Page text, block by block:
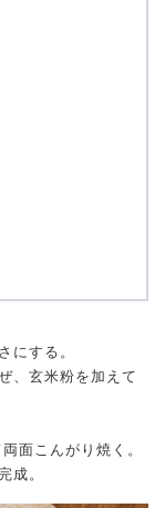
にする。
、玄米粉を加えて
面こんがり焼く。
成。